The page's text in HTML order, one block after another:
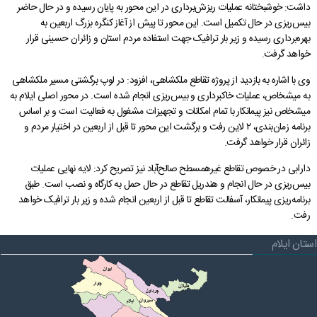
داشت: خوشبختانه عملیات ریزش‌برداری در این محور به پایان رسیده و در حال حاضر
بیس‌ریزی در حال تکمیل است. این محور تا پیش از آغاز کنگره بزرگ اربعین به
بهره‌برداری رسیده و زیر بار ترافیک جهت استفاده مردم استان و زائران حسینی قرار
خواهد گرفت.
وی با اشاره به بازدید از پروژه تقاطع ملکشاهی، افزود: در لوپ برگشتی مسیر ملکشاهی
به میشخاص، عملیات خاکبرداری و بیس‌ریزی انجام شده است. در محور اصلی ایلام به
میشخاص نیز پیمانکار با تمام امکانات و تجهیزات مشغول به فعالیت است و بر اساس
برنامه زمان‌بندی، ۲ لاین رفت و برگشت این محور تا قبل از اربعین در اختیار مردم و
زائران قرار خواهد گرفت.
دارابی در خصوص تقاطع غیرهمسطح صالح‌آباد نیز تصریح کرد: لایه نهایی عملیات
بیس‌ریزی در حال انجام و هندریل تقاطع در حال حمل به کارگاه و نصب است. طبق
برنامه‌ریزی پیمانکار، آسفالت تقاطع تا قبل از اربعین انجام شده و زیر بار ترافیک خواهد
رفت.
استان ایلام
دفتر امور بانوان و خانواده
مدیریت بحران
دفتر برنامه ریزی نوسازی و تحول اداری
دفتر امور اداری مالی
پایگاه امر به معروف و نهی از منکر
شورای فرهنگی
پایگاه بنیاد شهید و امور ایثارگران
قرارگاه اقتصادی مقاومتی استان
فرمانداری آبدانان
فرمانداری سیروان
فرمانداری چرداول
فرمانداری هلیلان
فرمانداری ملکشاهی
فرمانداری ایوان
فرمانداری بدره
چشم انداز استان ایلام
شاخص های آماری اقتصادی
سامانه راهبری میز خدمت حضوری
سامانه مدیریت خدمات دولت
دارندگان پروانه دفاتر خدمات پیشخوان استان
سامانه انتشار و دسترسی آزاد به اطلاعات
پیشخوان ارباب رجوع (ثبت و رهگیری مکاتبات)
سامانه آموزش، پژوهش و مدیریت دانش
شرح وظایف استانداری
نمودار سازمانی
درباره ما
تلفن دفاتر مدیران استانداری
خط مشی تارنما
بیانیه راهبرد مشارکت عمومی
تصمیم گیری الکترونیکی
بیانیه حریم خصوصی
دستورالعمل بروزرسانی سایت
بیانیه توافقنامه سطح خدمت
ارتباط با ما در پیام رسان ها
حقوق شهروندی
نظر، انتقاد، پیشنهاد
تلفن های ضروری استان
راهنمای ثبت شکایت
راهنمای فرآیند حل اختلاف
راهنمای رسیدگی به تخلفات اداری
تماس با ما
پیام های استاندار
گالری
گالری تصاویر
گالری استاندار
گالری فیلم
اخبار انتخابات
اخبار وزارت کشور، استانداری ایلام
پربازدیدترین اخبار
نشریات استانداری
نشریات دفتر روابط عمومی
نشريات دفتر بازرسی، امور حقوقی و ارزيابی عملکرد
آرشیو اطلاعیه ها و بخشنامه ها
قوانین و مقررات
شفافیت و تعارض منافع
پیشخوان ارباب رجوع(ثبت و پیگیری مکاتبات)
پرسش و پاسخ های متداول
جستجو